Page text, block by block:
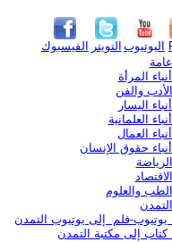
الفيسبوك التويتر اليوتيوب
المرأة
والفن
اليسار
العلمانية
العمال
حقوق الإنسان
الطب والعلوم
يوتيوب-فلم إلى يوتيوب التمدن
كتاب إلى مكتبة التمدن